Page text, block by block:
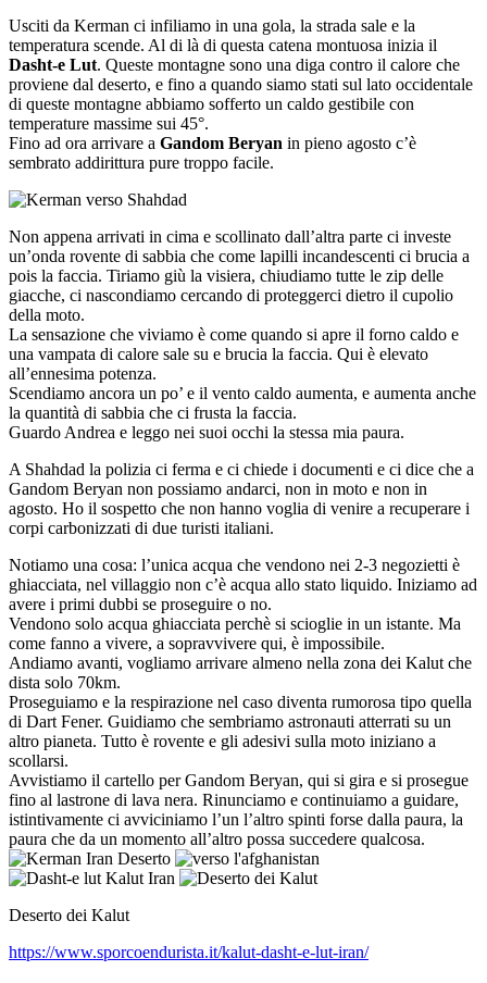
Usciti da Kerman ci infiliamo in una gola, la strada sale e la
temperatura scende. Al di là di questa catena montuosa inizia il
Dasht-e Lut. Queste montagne sono una diga contro il calore che
proviene dal deserto, e fino a quando siamo stati sul lato occidentale
di queste montagne abbiamo sofferto un caldo gestibile con
temperature massime sui 45°.
Fino ad ora arrivare a Gandom Beryan in pieno agosto c’è
sembrato addirittura pure troppo facile.
Non appena arrivati in cima e scollinato dall’altra parte ci investe
un’onda rovente di sabbia che come lapilli incandescenti ci brucia a
pois la faccia. Tiriamo giù la visiera, chiudiamo tutte le zip delle
giacche, ci nascondiamo cercando di proteggerci dietro il cupolio
della moto.
La sensazione che viviamo è come quando si apre il forno caldo e
una vampata di calore sale su e brucia la faccia. Qui è elevato
all’ennesima potenza.
Scendiamo ancora un po’ e il vento caldo aumenta, e aumenta anche
la quantità di sabbia che ci frusta la faccia.
Guardo Andrea e leggo nei suoi occhi la stessa mia paura.
A Shahdad la polizia ci ferma e ci chiede i documenti e ci dice che a
Gandom Beryan non possiamo andarci, non in moto e non in
agosto. Ho il sospetto che non hanno voglia di venire a recuperare i
corpi carbonizzati di due turisti italiani.
Notiamo una cosa: l’unica acqua che vendono nei 2-3 negozietti è
ghiacciata, nel villaggio non c’è acqua allo stato liquido. Iniziamo ad
avere i primi dubbi se proseguire o no.
Vendono solo acqua ghiacciata perchè si scioglie in un istante. Ma
come fanno a vivere, a sopravvivere qui, è impossibile.
Andiamo avanti, vogliamo arrivare almeno nella zona dei Kalut che
dista solo 70km.
Proseguiamo e la respirazione nel caso diventa rumorosa tipo quella
di Dart Fener. Guidiamo che sembriamo astronauti atterrati su un
altro pianeta. Tutto è rovente e gli adesivi sulla moto iniziano a
scollarsi.
Avvistiamo il cartello per Gandom Beryan, qui si gira e si prosegue
fino al lastrone di lava nera. Rinunciamo e continuiamo a guidare,
istintivamente ci avviciniamo l’un l’altro spinti forse dalla paura, la
paura che da un momento all’altro possa succedere qualcosa.
Deserto dei Kalut
https://www.sporcoendurista.it/kalut-dasht-e-lut-iran/